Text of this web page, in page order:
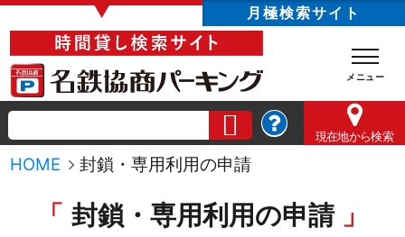
▼ 月極検索サイト
現在地から検索
HOME 封鎖・専用利用の申請
封鎖・専用利用の申請